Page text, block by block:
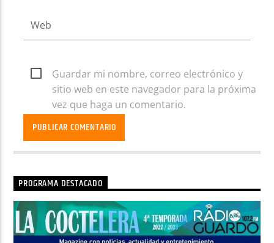
Guardar mi nombre, correo electrónico y
sitio web en este navegador para la próxima
vez que haga un comentario.
PROGRAMA DESTACADO